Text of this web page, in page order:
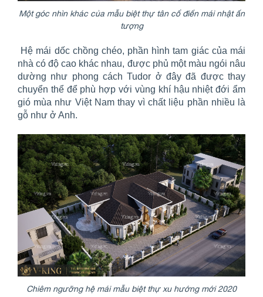
Một góc nhìn khác của mẫu biệt thự tân cổ điển mái nhật ấn
tượng
Hệ mái dốc chồng chéo, phần hình tam giác của mái
nhà có độ cao khác nhau, được phủ một màu ngói nâu
dường như phong cách Tudor ở đây đã được thay
chuyển thể để phù hợp với vùng khí hậu nhiệt đới ẩm
gió mùa như Việt Nam thay vì chất liệu phần nhiều là
gỗ như ở Anh.
Chiêm ngưỡng hệ mái mẫu biệt thự xu hướng mới 2020